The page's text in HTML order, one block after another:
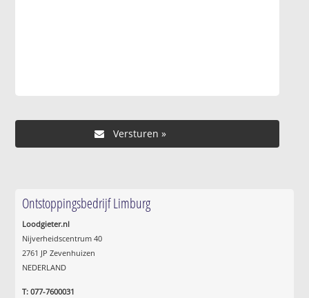
Ontstoppingsbedrijf Limburg
Loodgieter.nl
Nijverheidscentrum 40
2761 JP Zevenhuizen
NEDERLAND
T: 077-7600031